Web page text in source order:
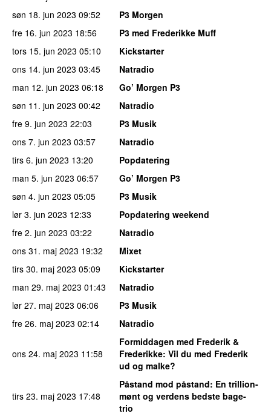
søn 18. jun 2023 09:52
P3 Morgen
fre 16. jun 2023 18:56
P3 med Frederikke Muff
tors 15. jun 2023 05:10
Kickstarter
ons 14. jun 2023 03:45
Natradio
man 12. jun 2023 06:18
Go’ Morgen P3
søn 11. jun 2023 00:42
Natradio
fre 9. jun 2023 22:03
P3 Musik
ons 7. jun 2023 03:57
Natradio
tirs 6. jun 2023 13:20
Popdatering
man 5. jun 2023 06:57
Go’ Morgen P3
søn 4. jun 2023 05:05
P3 Musik
lør 3. jun 2023 12:33
Popdatering weekend
fre 2. jun 2023 03:22
Natradio
ons 31. maj 2023 19:32
Mixet
tirs 30. maj 2023 05:09
Kickstarter
man 29. maj 2023 01:43
Natradio
lør 27. maj 2023 06:06
P3 Musik
fre 26. maj 2023 02:14 Natradio
ons 24. maj 2023 11:58
Formiddagen med Frederik &
Frederikke: Vil du med Frederik
ud og malke?
tirs 23. maj 2023 17:48
Påstand mod påstand: En trillion-
mønt og verdens bedste bage-
trio